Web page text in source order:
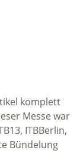
komplett
Messe war
ITBBerlin,
Bündelung